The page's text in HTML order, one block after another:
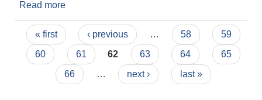
Read more
पोलिस र हाम्रो प्रमुख प्रसासकीय अधिकृत श्री तिर्थ राज
पौडेल ज्यु सहीत को टोली द्वारा आइसोलेसन सेन्टर को
अनुगमन गरीयो।
Pages
« first ‹ previous … 58
59
60
61 62 63 64
65
66
… next › last »